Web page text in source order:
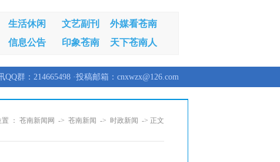
生活休闲 文艺副刊
外媒看苍南
信息公告 印象苍南 天下苍南人
QQ群：214665498 ·投稿邮箱：cnxwzx@126.com
： 苍南新闻网 -> 苍南新闻 -> 时政新闻 -> 正文